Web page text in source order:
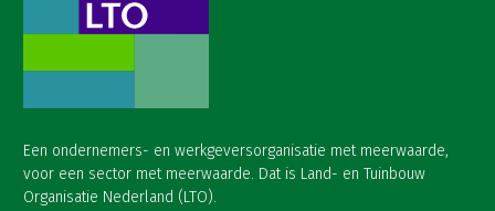
Een ondernemers- en werkgeversorganisatie met meerwaarde,
voor een sector met meerwaarde. Dat is Land- en Tuinbouw
Organisatie Nederland (LTO).